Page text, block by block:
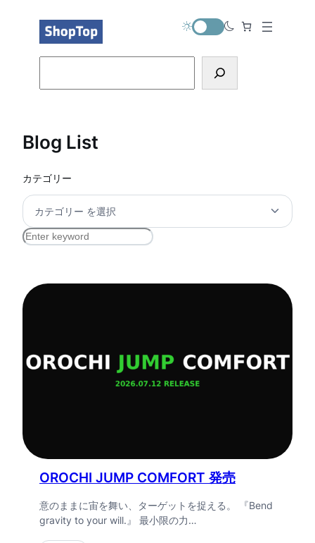
Blog List
カテゴリー
S
e
h
OROCHI JUMP COMFORT 発売
意のままに宙を舞い、ターゲットを捉える。 『Bend
gravity to your will.』 最小限の力…